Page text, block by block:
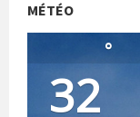
MÉTÉO
32
°